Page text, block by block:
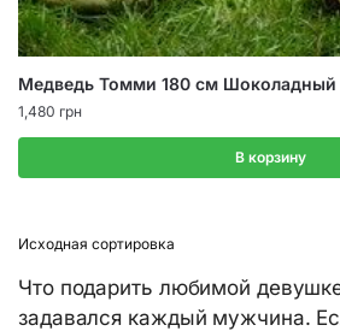
Медведь Томми 180 см Шоколадный
1,480 грн
В корзину
Что подарить любимой
задавался каждый мужчина.